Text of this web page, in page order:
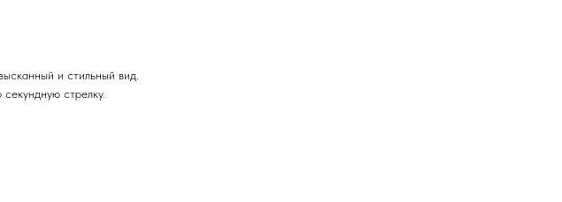
и стильный вид.
стрелку.